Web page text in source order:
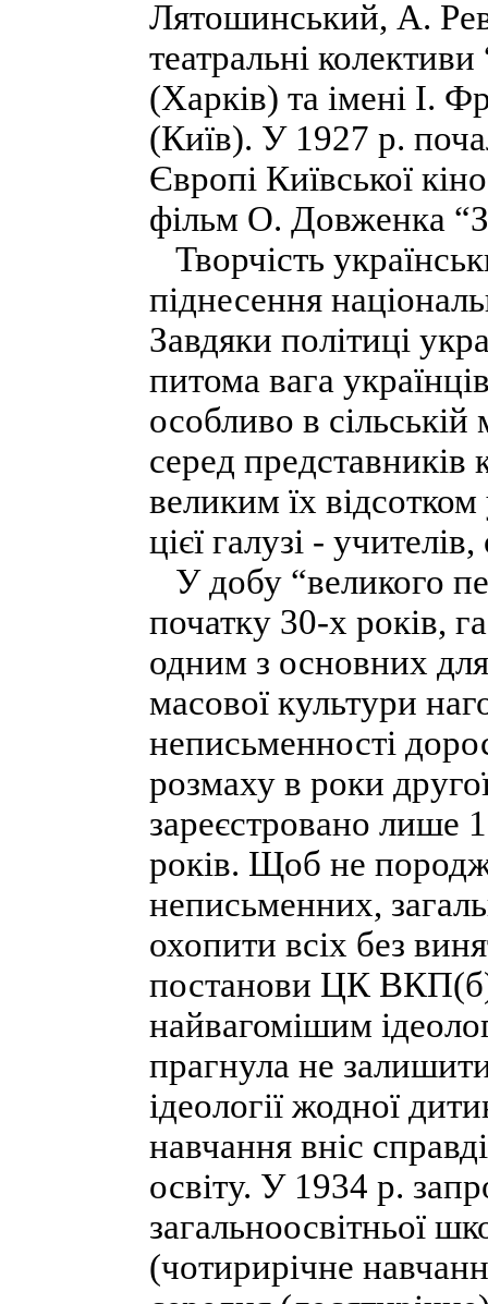
Лятошинський, А.
театральні
(Харків) та імені І.
(Київ). У 1927 р.
Європі Київської
фільм О. Довженка
Творчість
піднесен­ня
Завдяки політиці
питома вага
особливо в сільській
серед представників
великим їх відсотком
цієї галузі -
У добу “великого
початку 30-х років,
одним з основних
масової культури
неписьменності
розмаху в роки
зареєстровано лише
років. Щоб не
неписьменних,
охопити всіх без
постанови ЦК
найвагомішим
прагнула не
ідеології жодної
навчання вніс
освіту. У 1934 р.
загальноосвітньої
(чотирирічне